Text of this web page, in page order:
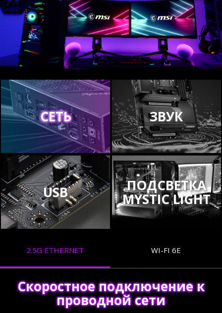
СЕТЬ ЗВУК
USB ПОДСВЕТКА
MYSTIC LIGHT
2.5G ETHERNET WI-FI 6E
Скоростное подключение к
проводной сети